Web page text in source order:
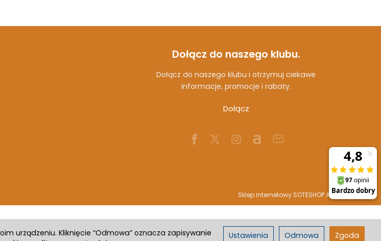
Dołącz do naszego klubu.
Dołącz do naszego klubu i otrzymuj ciekawe
informacje, promocje i rabaty.
Dołącz
Sklep internetowy SOTESHOP AI
urządzeniu. Kliknięcie “Odmowa” oznacza zapisywanie
Ustawienia Odmowa Zgoda